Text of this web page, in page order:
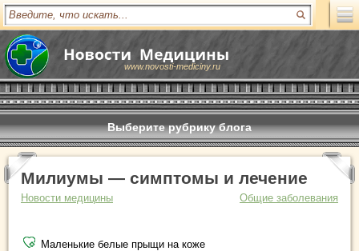
www.novosti-mediciny.ru
Выберите рубрику блога
Милиумы — симптомы и лечение
Новости медицины Общие заболевания
Маленькие белые прыщи на коже